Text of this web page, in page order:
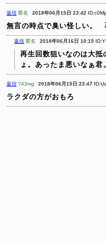
返信 匿名 2018年06月15日 23:42
無言の時点で臭い怪しい。
返信 匿名 2018年06月16日 10:15
再生回数狙いなのは大
ょ。あったま悪いなぁ君。
返信 743mg 2018年06月15日 23:47
ラクダの方がおもろ